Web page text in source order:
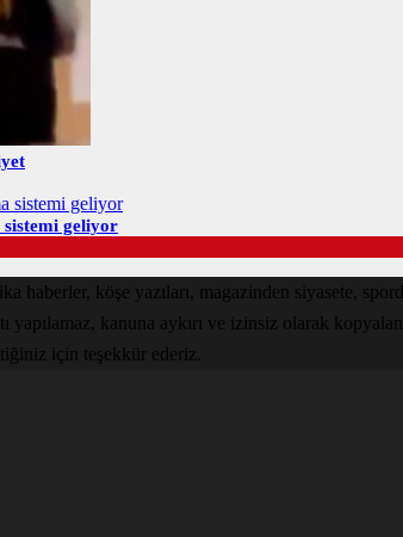
sistemi geliyor
haberler, köşe yazıları, magazinden siyasete,
yapılamaz, kanuna aykırı ve izinsiz olarak
için teşekkür ederiz.